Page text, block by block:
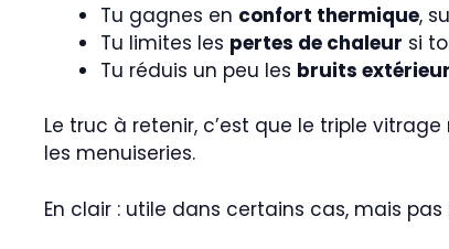
Tu gagnes en confort thermique,
Tu limites les pertes de chaleur si
Tu réduis un peu les bruits
Le truc à retenir, c’est que le triple
les menuiseries.
En clair : utile dans certains cas, mais